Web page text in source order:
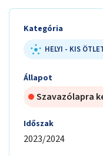
Kategória
HELYI - KIS
Állapot
Szavazólapra
Időszak
2023/2024